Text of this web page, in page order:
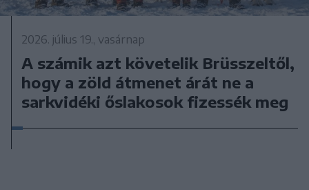
2026. július 19., vasárnap
A számik azt követelik Brüsszeltől,
hogy a zöld átmenet árát ne a
sarkvidéki őslakosok fizessék meg